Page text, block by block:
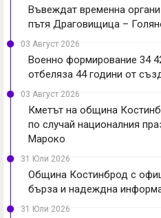
Въвеждат временна
пътя Драговищица –
03 Август 2026
Военно формирование 34
отбеляза 44 години от
03 Август 2026
Кметът на община
по случай националния
Мароко
31 Юли 2026
Община Костинброд с
бърза и надеждна
31 Юли 2026